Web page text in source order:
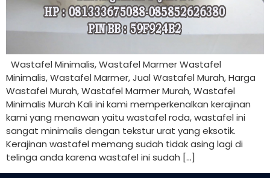
Wastafel Minimalis, Wastafel Marmer Wastafel
Minimalis, Wastafel Marmer, Jual Wastafel Murah, Harga
Wastafel Murah, Wastafel Marmer Murah, Wastafel
Minimalis Murah Kali ini kami memperkenalkan kerajinan
kami yang menawan yaitu wastafel roda, wastafel ini
sangat minimalis dengan tekstur urat yang eksotik.
Kerajinan wastafel memang sudah tidak asing lagi di
telinga anda karena wastafel ini sudah […]